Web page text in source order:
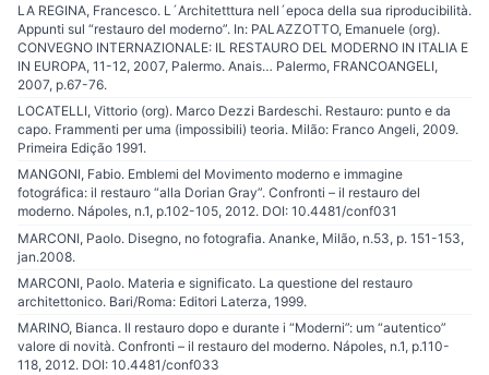
LA REGINA, Francesco. L´Architetttura nell´epoca della sua riproducibilità.
Appunti sul “restauro del moderno”. In: PALAZZOTTO, Emanuele (org).
CONVEGNO INTERNAZIONALE: IL RESTAURO DEL MODERNO IN ITALIA E
IN EUROPA, 11-12, 2007, Palermo. Anais… Palermo, FRANCOANGELI,
2007, p.67-76.
LOCATELLI, Vittorio (org). Marco Dezzi Bardeschi. Restauro: punto e da
capo. Frammenti per uma (impossibili) teoria. Milão: Franco Angeli, 2009.
Primeira Edição 1991.
MANGONI, Fabio. Emblemi del Movimento moderno e immagine
fotográfica: il restauro “alla Dorian Gray”. Confronti – il restauro del
moderno. Nápoles, n.1, p.102-105, 2012. DOI: 10.4481/conf031
MARCONI, Paolo. Disegno, no fotografia. Ananke, Milão, n.53, p. 151-153,
jan.2008.
MARCONI, Paolo. Materia e significato. La questione del restauro
architettonico. Bari/Roma: Editori Laterza, 1999.
MARINO, Bianca. Il restauro dopo e durante i “Moderni”: um “autentico”
valore di novità. Confronti – il restauro del moderno. Nápoles, n.1, p.110-
118, 2012. DOI: 10.4481/conf033